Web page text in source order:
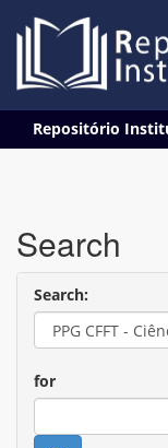
navigation
Repositório
Search
Search:
for